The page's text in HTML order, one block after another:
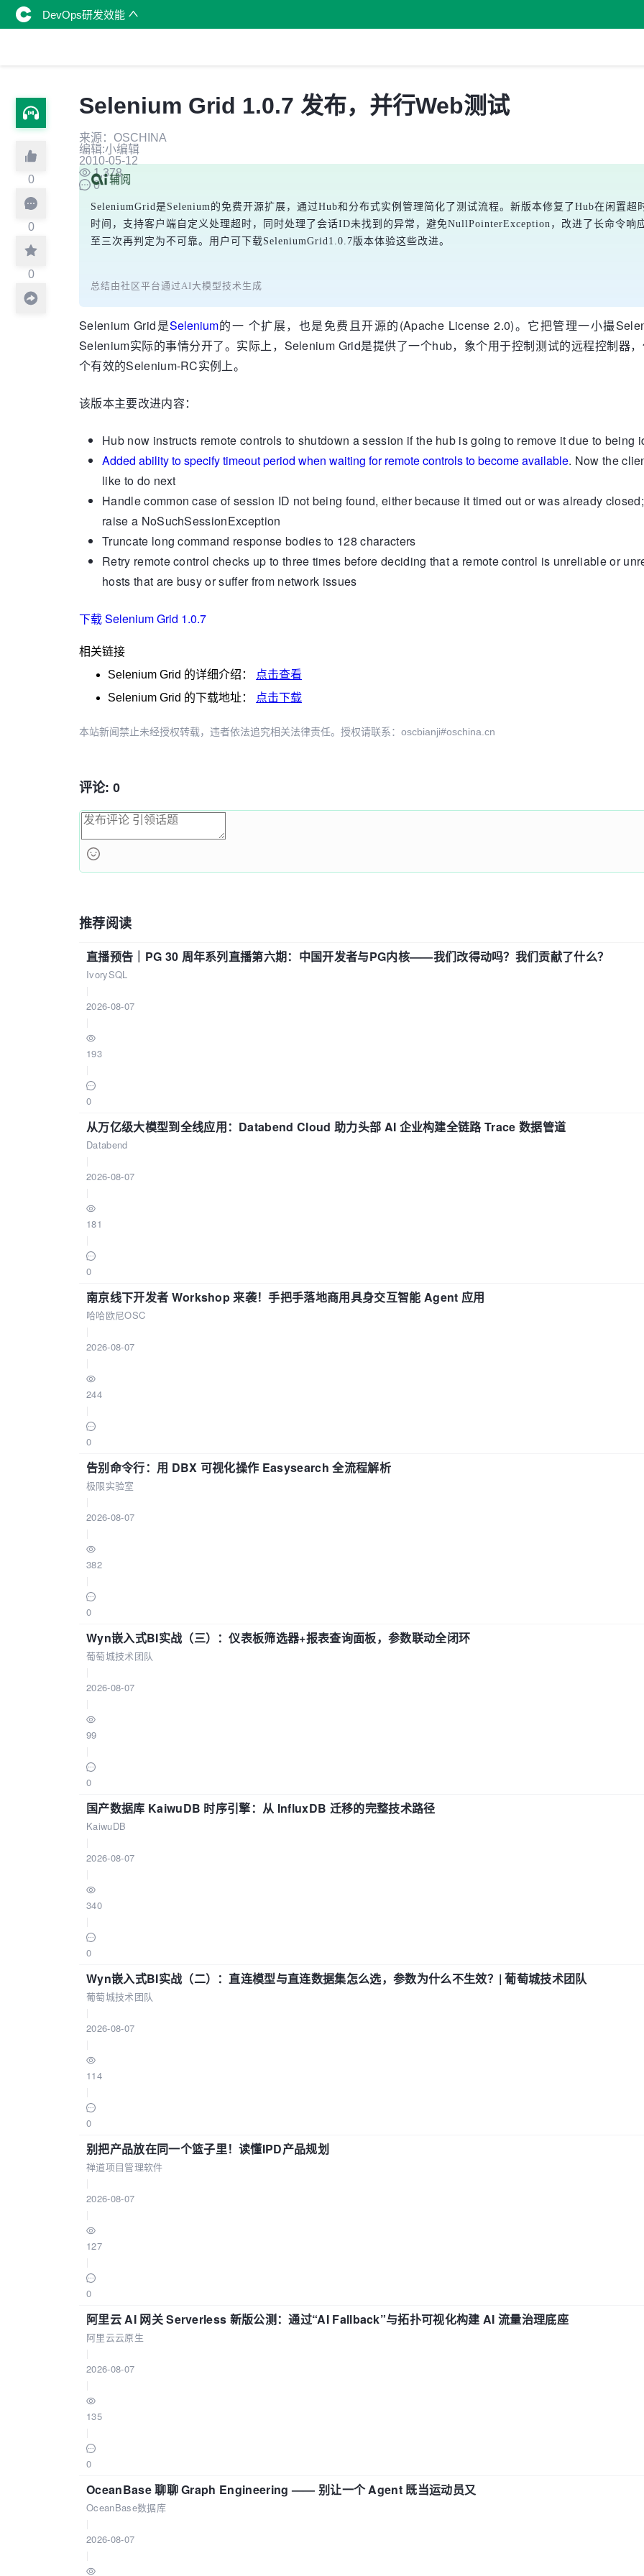
DevOps研发效能
0
0
0
Selenium Grid 1.0.7 发布，并行Web测试
来源：OSCHINA
编辑:小编辑
2010-05-12
1,378
0
SeleniumGrid是Selenium的免费开源扩展，通过Hub和分布式实例管理简化了测试流程。新版本修复了Hub在闲置
时间，支持客户端自定义处理超时，同时处理了会话ID未找到的异常，避免NullPointerException，改进了长命令
至三次再判定为不可靠。用户可下载SeleniumGrid1.0.7版本体验这些改进。
总结由社区平台通过AI大模型技术生成
Selenium Grid是Selenium的一 个扩展，也是免费且开源的(Apache License 2.0)。它把管理一小撮
Selenium实际的事情分开了。实际上，Selenium Grid是提供了一个hub，象个用于控制测试的远程控制器
个有效的Selenium-RC实例上。
该版本主要改进内容：
Hub now instructs remote controls to shutdown a session if the hub is going to remove it due to being
Added ability to specify timeout period when waiting for remote controls to become available. Now the
like to do next
Handle common case of session ID not being found, either because it timed out or was already
raise a NoSuchSessionException
Truncate long command response bodies to 128 characters
Retry remote control checks up to three times before deciding that a remote control is unreliable or
hosts that are busy or suffer from network issues
下载 Selenium Grid 1.0.7
相关链接
Selenium Grid 的详细介绍：
点击查看
Selenium Grid 的下载地址： 点击下载
本站新闻禁止未经授权转载，违者依法追究相关法律责任。授权请联系：oscbianji#oschina.cn
评论: 0
推荐阅读
直播预告｜PG 30 周年系列直播第六期：中国开发者与PG内核——我们改得动吗？我们贡献了什么？
IvorySQL
2026-08-07
193
0
从万亿级大模型到全线应用：Databend Cloud 助力头部 AI 企业构建全链路 Trace 数据管道
Databend
2026-08-07
181
0
南京线下开发者 Workshop 来袭！手把手落地商用具身交互智能 Agent 应用
哈哈欧尼OSC
2026-08-07
244
0
告别命令行：用 DBX 可视化操作 Easysearch 全流程解析
极限实验室
2026-08-07
382
0
Wyn嵌入式BI实战（三）：仪表板筛选器+报表查询面板，参数联动全闭环
葡萄城技术团队
2026-08-07
99
0
国产数据库 KaiwuDB 时序引擎：从 InfluxDB 迁移的完整技术路径
KaiwuDB
2026-08-07
340
0
Wyn嵌入式BI实战（二）：直连模型与直连数据集怎么选，参数为什么不生效？| 葡萄城技术团队
葡萄城技术团队
2026-08-07
114
0
别把产品放在同一个篮子里！读懂IPD产品规划
禅道项目管理软件
2026-08-07
127
0
阿里云 AI 网关 Serverless 新版公测：通过“AI Fallback”与拓扑可视化构建 AI 流量治理底座
阿里云云原生
2026-08-07
135
0
OceanBase 聊聊 Graph Engineering —— 别让一个 Agent 既当运动员又
OceanBase数据库
2026-08-07